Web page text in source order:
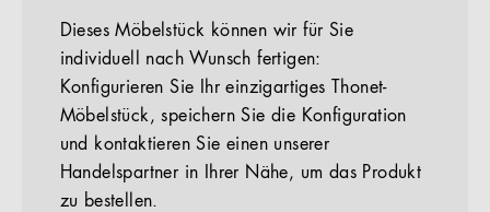
Dieses Möbelstück können wir für Sie
individuell nach Wunsch fertigen:
Konfigurieren Sie Ihr einzigartiges Thonet-
Möbelstück, speichern Sie die Konfiguration
und kontaktieren Sie einen unserer
Handelspartner in Ihrer Nähe, um das Produkt
zu bestellen.